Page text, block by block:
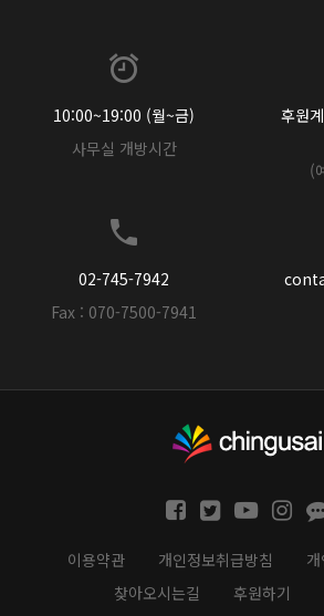
10:00~19:00 (월~금)
사무실 개방시간
후원
(
02-745-7942
Fax : 070-7500-7941
이용약관 개인정보취급방침
찾아오시는길
후원하기